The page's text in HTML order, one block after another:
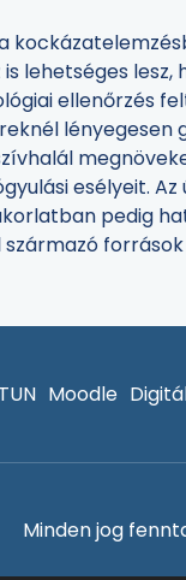
is lehetséges
ellenőrzés
esélyeit.
pedig
származó
Moodle
Minden jog